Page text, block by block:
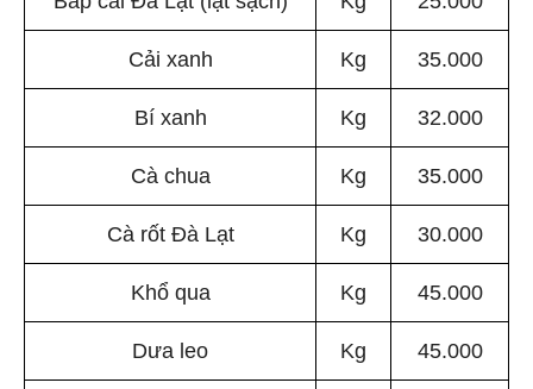
Cải xanh Kg 35.000
Bí xanh Kg 32.000
Cà chua Kg 35.000
Cà rốt Đà Lạt Kg 30.000
Khổ qua Kg 45.000
Dưa leo Kg 45.000